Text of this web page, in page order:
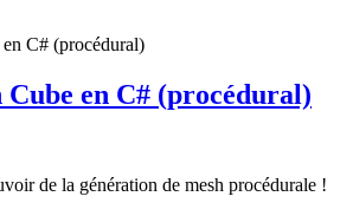
Cube en C# (procédural)
de la génération de mesh procédurale !